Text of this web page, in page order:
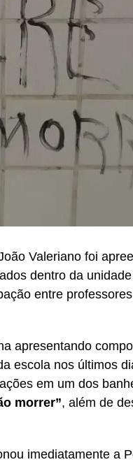
Valeriano foi
dentro da
entre
apresentando
escola nos últimos
em um dos
morrer”, além de
imediatamente a